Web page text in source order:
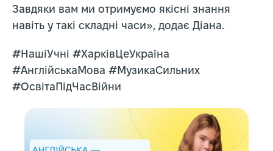
Завдяки вам ми отримуємо якісні знання
навіть у такі складні часи», додає Діана.
#НашіУчні #ХарківЦеУкраїна
#АнглійськаМова #МузикаСильних
#ОсвітаПідЧасВійни